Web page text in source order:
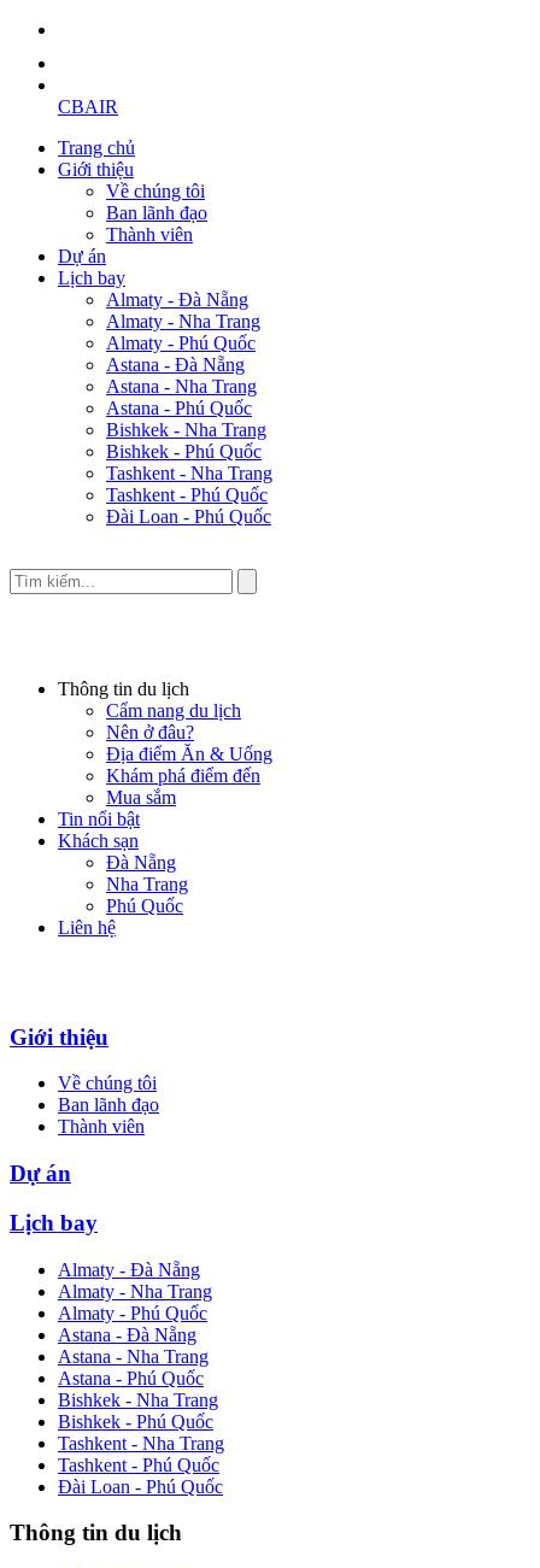
CBAIR
Trang chủ
Giới thiệu
Về chúng tôi
Ban lãnh đạo
Thành viên
Dự án
Lịch bay
Almaty - Đà Nẵng
Almaty - Nha Trang
Almaty - Phú Quốc
Astana - Đà Nẵng
Astana - Nha Trang
Astana - Phú Quốc
Bishkek - Nha Trang
Bishkek - Phú Quốc
Tashkent - Nha Trang
Tashkent - Phú Quốc
Đài Loan - Phú Quốc
Thông tin du lịch
Cẩm nang du lịch
Nên ở đâu?
Địa điểm Ăn & Uống
Khám phá điểm đến
Mua sắm
Tin nổi bật
Khách sạn
Đà Nẵng
Nha Trang
Phú Quốc
Liên hệ
Giới thiệu
Về chúng tôi
Ban lãnh đạo
Thành viên
Dự án
Lịch bay
Almaty - Đà Nẵng
Almaty - Nha Trang
Almaty - Phú Quốc
Astana - Đà Nẵng
Astana - Nha Trang
Astana - Phú Quốc
Bishkek - Nha Trang
Bishkek - Phú Quốc
Tashkent - Nha Trang
Tashkent - Phú Quốc
Đài Loan - Phú Quốc
Thông tin du lịch